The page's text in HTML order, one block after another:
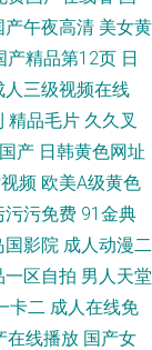
产午夜高清 美女黄
产精品第12页 日
人三级视频在线
精品毛片 久久叉
产 日韩黄色网址
频 欧美A级黄色
污污免费 91金典
国影院 成人动漫二
一区自拍 男人天堂
卡二 成人在线免
在线播放 国产女